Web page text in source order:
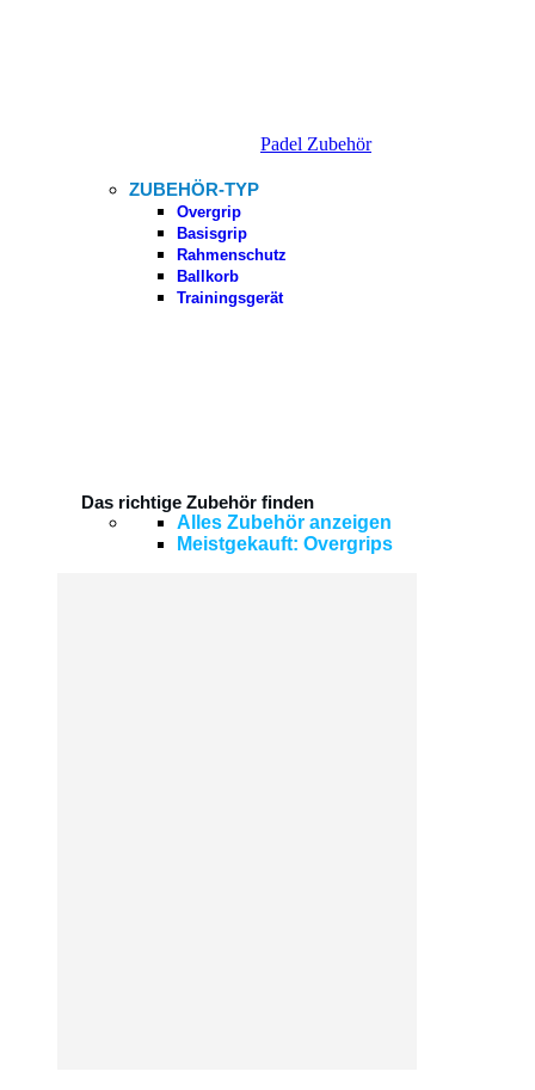
Padel Zubehör
ZUBEHÖR-TYP
Overgrip
Basisgrip
Rahmenschutz
Ballkorb
Trainingsgerät
Das richtige Zubehör finden
Alles Zubehör anzeigen
Meistgekauft: Overgrips